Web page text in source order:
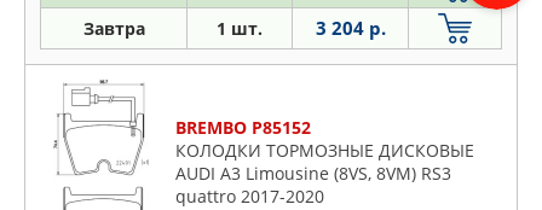
Завтра 1 шт. 3 204 р.
BREMBO P85152
КОЛОДКИ ТОРМОЗНЫЕ ДИСКОВЫЕ
AUDI A3 Limousine (8VS, 8VM) RS3
quattro 2017-2020